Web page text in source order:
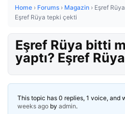
Home › Forums › Magazin › Eşref
Eşref Rüya tepki çekti
Eşref Rüya bitti
yaptı? Eşref
This topic has 0 replies, 1 voice, and
weeks ago by admin.